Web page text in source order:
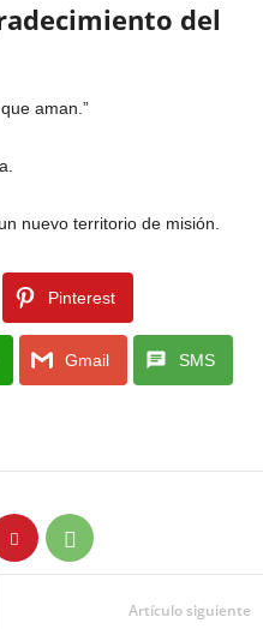
del
aman.”
nuevo territorio de misión.
Pinterest
Gmail SMS
Artículo siguiente